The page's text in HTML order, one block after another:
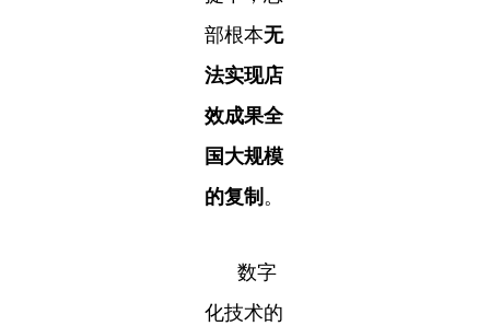
部根本无
法实现店
效成果全
国大规模
的复制 。
数字
化技术的